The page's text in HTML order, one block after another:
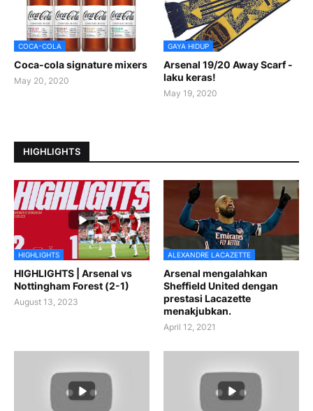
COCA-COLA
Coca-cola signature mixers
May 20, 2020
GAYA HIDUP
Arsenal 19/20 Away Scarf -
laku keras!
May 19, 2020
HIGHLIGHTS
HIGHLIGHTS
HIGHLIGHTS | Arsenal vs
Nottingham Forest (2-1)
August 13, 2023
ALEXANDRE LACAZETTE
Arsenal mengalahkan
Sheffield United dengan
prestasi Lacazette
menakjubkan.
April 12, 2021